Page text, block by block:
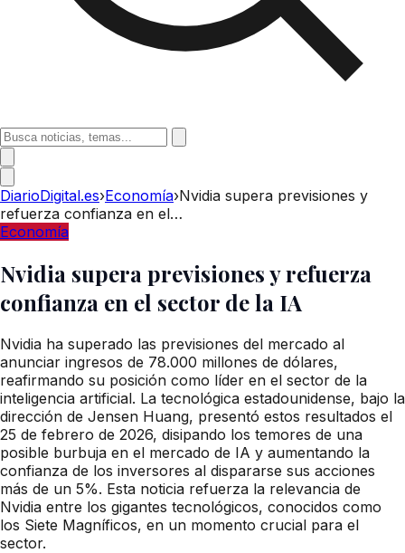
DiarioDigital.es›Economía›Nvidia supera previsiones y
refuerza confianza en el…
Economía
Nvidia supera previsiones y refuerza
confianza en el sector de la IA
Nvidia ha superado las previsiones del mercado al
anunciar ingresos de 78.000 millones de dólares,
reafirmando su posición como líder en el sector de la
inteligencia artificial. La tecnológica estadounidense, bajo la
dirección de Jensen Huang, presentó estos resultados el
25 de febrero de 2026, disipando los temores de una
posible burbuja en el mercado de IA y aumentando la
confianza de los inversores al dispararse sus acciones
más de un 5%. Esta noticia refuerza la relevancia de
Nvidia entre los gigantes tecnológicos, conocidos como
los Siete Magníficos, en un momento crucial para el
sector.